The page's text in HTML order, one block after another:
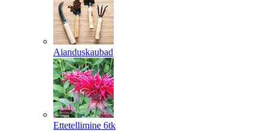
Aianduskaubad
Ettetellimine 6tk